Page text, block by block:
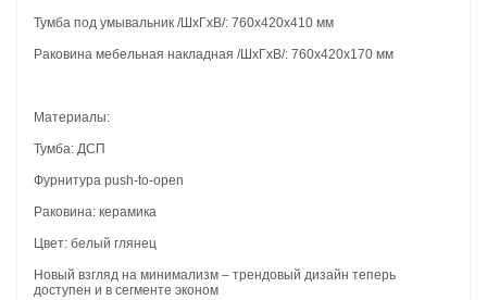
Тумба под умывальник /ШхГхВ/: 760х420х410 мм
Раковина мебельная накладная /ШхГхВ/: 760х420х170 мм
Материалы:
Тумба: ДСП
Фурнитура push-to-open
Раковина: керамика
Цвет: белый глянец
Новый взгляд на минимализм – трендовый дизайн теперь
доступен и в сегменте эконом